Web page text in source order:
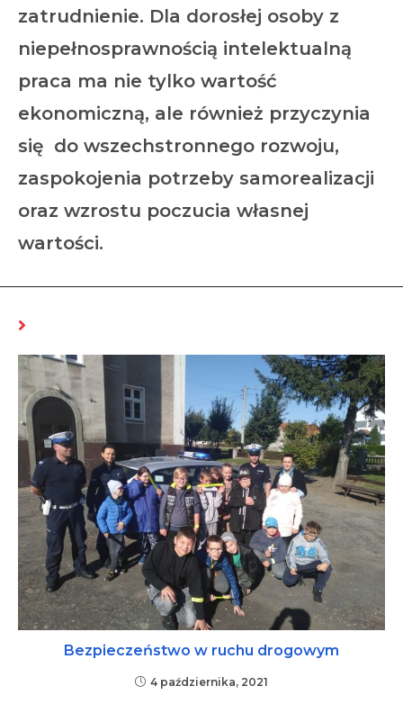
zatrudnienie. Dla dorosłej osoby z
niepełnosprawnością intelektualną
praca ma nie tylko wartość
ekonomiczną, ale również przyczynia
się do wszechstronnego rozwoju,
zaspokojenia potrzeby samorealizacji
oraz wzrostu poczucia własnej
wartości.
Bezpieczeństwo w ruchu drogowym
4 października, 2021